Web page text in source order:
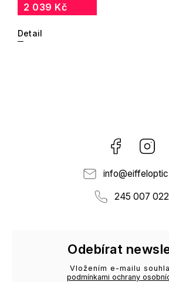
2 039 Kč
Detail
Facebook
info@
245 007 022
Odebírat
Vložením e-mailu
podmínkami ochrany